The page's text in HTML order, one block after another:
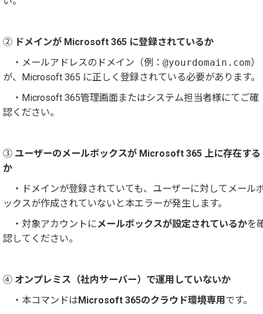
② ドメインが Microsoft 365 に登録されているか
・メールアドレスのドメイン（例： @yourdomain.com）
が、Microsoft 365 に正しく登録されている必要があります。
・Microsoft 365管理画面またはシステム担当者様にてご確
認ください。
③ ユーザーのメールボックスが Microsoft 365 上に存在する
か
・ドメインが登録されていても、ユーザーに対してメール
ックスが作成されていないと本エラーが発生します。
・対象アカウントにメールボックスが設定されているかを
認してください。
④ オンプレミス（社内サーバー）で運用していないか
・本コマンドはMicrosoft 365のクラウド環境専用です。